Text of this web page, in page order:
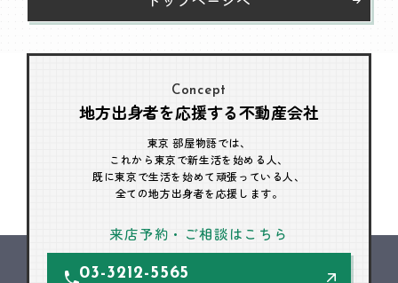
Concept
地方出身者を応援する不動産会社
東京 部屋物語では、
これから東京で新生活を始める人、
既に東京で生活を始めて頑張っている人、
全ての地方出身者を応援します。
来店予約・ご相談はこちら
03-3212-5565